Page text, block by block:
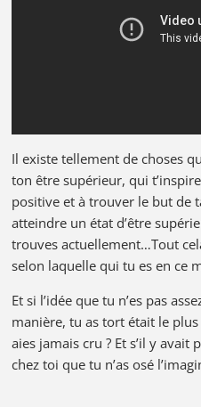
Il existe tellement de choses
ton être supérieur, qui
positive et à trouver le but de
atteindre un état d’être
trouves actuellement…Tout
selon laquelle qui tu es en ce
Et si l’idée que tu n’es pas
manière, tu as tort était le
aies jamais cru ? Et s’il y avait
chez toi que tu n’as osé